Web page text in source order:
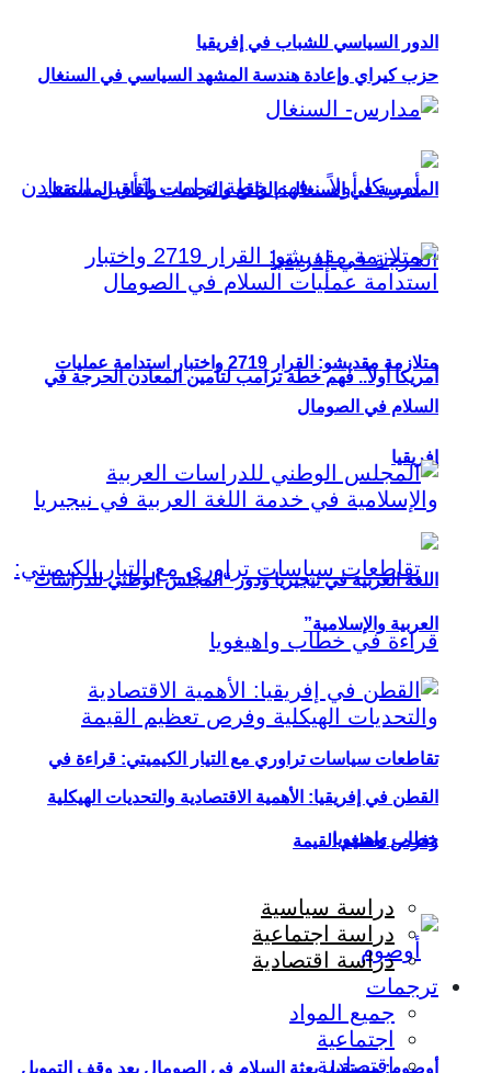
حزب كيراي وإعادة هندسة المشهد السياسي في السنغال
أمريكا أولاً.. فهم خطة ترامب لتأمين المعادن الحرجة في
إفريقيا
تقاطعات سياسات تراوري مع التيار الكيميتي: قراءة في
خطاب واهيغويا
أوصوم: مستقبل بعثة السلام في الصومال بعد وقف التمويل
الدور السياسي للشباب في إفريقيا
المدرسة في السنغال: الواقع والتحديات وآفاق المستقبل
متلازمة مقديشو: القرار 2719 واختبار استدامة عمليات
السلام في الصومال
اللغة العربية في نيجيريا ودور “المجلس الوطني للدراسات
العربية والإسلامية”
القطن في إفريقيا: الأهمية الاقتصادية والتحديات الهيكلية
وفرص تعظيم القيمة
دراسة سياسية
دراسة اجتماعية
دراسة اقتصادية
ترجمات
جميع المواد
اجتماعية
اقتصادية